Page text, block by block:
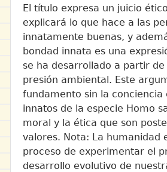
El título expresa un juicio
explicará lo que hace a las
innatamente buenas, y
bondad innata es una
se ha desarrollado a partir
presión ambiental. Este
fundamento sin la conciencia
innatos de la especie Homo
moral y la ética que son
valores. Nota: La humanidad
proceso de experimentar el
desarrollo evolutivo de